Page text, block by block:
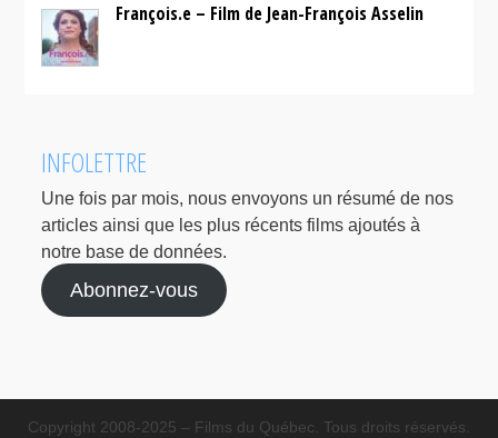
François.e – Film de Jean-François Asselin
INFOLETTRE
Une fois par mois, nous envoyons un résumé de nos
articles ainsi que les plus récents films ajoutés à
notre base de données.
Abonnez-vous
Copyright 2008-2025 – Films du Québec. Tous droits réservés.